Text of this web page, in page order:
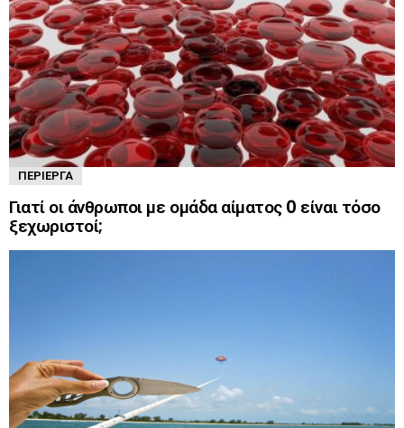
ΠΕΡΊΕΡΓΑ
Γιατί οι άνθρωποι με ομάδα αίματος 0 είναι τόσο
ξεχωριστοί;